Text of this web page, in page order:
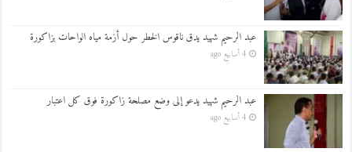
عبد الرحيم شهيد يدق ناقوس الخطر حول أزمة مياه الواحات بزاكورة
4 أسابيع ago
عبد الرحيم شهيد يدعو إلى وضع مصلحة زاكورة فوق كل اعتبار
4 أسابيع ago